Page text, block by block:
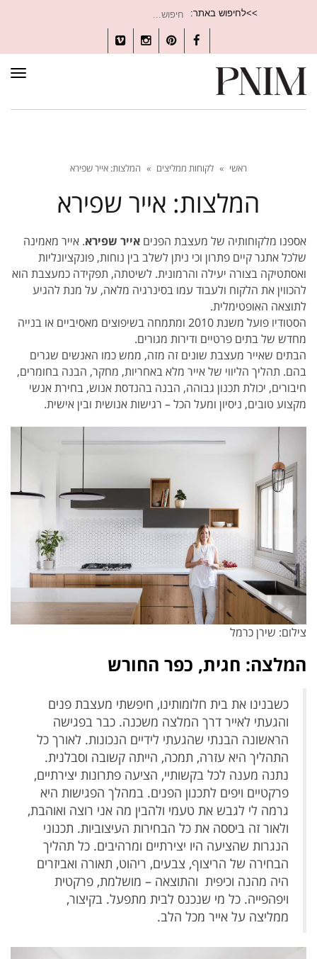
>>לחיפוש באתר:
עבור:
Facebook
Pinterest
Instagram
Vimeo
ראשי » לקוחות ממליצים » המלצות: אייר שפירא
המלצות: אייר שפירא
אספנו מלקוחותיה של מעצבת הפנים אייר שפירא. אייר מאמינה
שלכל אתגר קיים פתרון וכי ניתן לשלב בין נוחות, פונקציונליות
ואסתטיקה בצורה יעילה והרמונית. לשיטתה, תפקידה כמעצבת הוא
להכווין את הלקוח ולעבוד עמו בסינרגיה מלאה, על מנת להגיע
לתוצאה האופטימלית.
הסטודיו פועל משנת 2010 ומתמחה בשיפוצים מאסיביים או בנייה
מחדש של בתים פרטיים ודירות מגורים.
הבתים שאייר מעצבת שונים זה מזה, ממש כמו האנשים שגרים
בהם. תהליך הליווי של אייר מלא באחריות, מחקר, הבנה בחומרים,
חיבורים, יכולת תכנון גבוהה, הבנה בהנדסת אנוש, בחירת אנשי
מקצוע טובים, ניסיון ומעל הכל – רגישות אנושית ובין אישית.
צילום: שירן כרמל
המלצה: חגית, כפר החורש
כשבנינו את בית חלומותינו, חיפשתי מעצבת פנים
והגעתי לאייר דרך המלצה משכנה. כבר בפגישה
הראשונה הבנתי שהגעתי לידיים הנכונות. לאורך כל
התהליך היא עזרה, תמכה, הייתה קשובה וסבלנית.
נתנה מענה לכל בקשותיי, הציעה פתרונות יצירתיים,
פרקטיים ויפים לתכנון הפנים. במהלך הפגישות היא
גרמה לי לגבש את טעמי ולהבין מה אני רוצה ואוהבת,
ולאור זה ביססה את כל הבחירות העיצוביות. תכנוני
הנגרות שהציעה היו יצירתיים ומרהיבים. כל תהליך
הבחירה של הריצוף, צבעים, ריהוט, תאורה ואביזרים
היה מהנה וכיפית והתוצאה – מושלמת, פרקטית
ויפהפייה. כל מי שנכנס לבית מתפעל. בקיצור,
ממליצה על אייר מכל הלב.